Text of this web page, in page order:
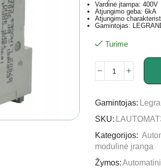
Vardinė įtampa: 400V
Atjungimo geba: 6kA
Atjungimo
Gamintojas:
Turime
Gamintojas:
SKU:
Kategorijos:
modulinė įranga
Žymos: